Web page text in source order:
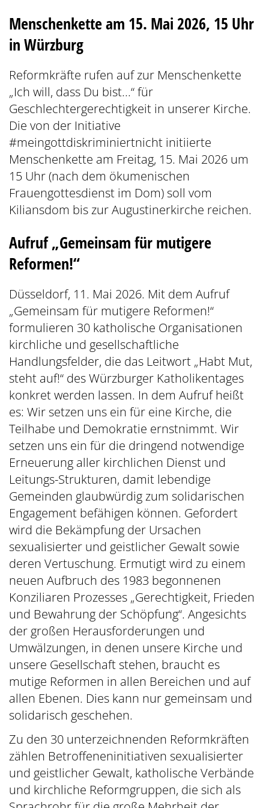
Menschenkette am 15. Mai 2026, 15 Uhr
in Würzburg
Reformkräfte rufen auf zur Menschenkette
„Ich will, dass Du bist...“ für
Geschlechtergerechtigkeit in unserer Kirche.
Die von der Initiative
#meingottdiskriminiertnicht initiierte
Menschenkette am Freitag, 15. Mai 2026 um
15 Uhr (nach dem ökumenischen
Frauengottesdienst im Dom) soll vom
Kiliansdom bis zur Augustinerkirche reichen.
Aufruf „Gemeinsam für mutigere
Reformen!“
Düsseldorf, 11. Mai 2026. Mit dem Aufruf
„Gemeinsam für mutigere Reformen!“
formulieren 30 katholische Organisationen
kirchliche und gesellschaftliche
Handlungsfelder, die das Leitwort „Habt Mut,
steht auf!“ des Würzburger Katholikentages
konkret werden lassen. In dem Aufruf heißt
es: Wir setzen uns ein für eine Kirche, die
Teilhabe und Demokratie ernstnimmt. Wir
setzen uns ein für die dringend notwendige
Erneuerung aller kirchlichen Dienst und
Leitungs-Strukturen, damit lebendige
Gemeinden glaubwürdig zum solidarischen
Engagement befähigen können. Gefordert
wird die Bekämpfung der Ursachen
sexualisierter und geistlicher Gewalt sowie
deren Vertuschung. Ermutigt wird zu einem
neuen Aufbruch des 1983 begonnenen
Konziliaren Prozesses „Gerechtigkeit, Frieden
und Bewahrung der Schöpfung“. Angesichts
der großen Herausforderungen und
Umwälzungen, in denen unsere Kirche und
unsere Gesellschaft stehen, braucht es
mutige Reformen in allen Bereichen und auf
allen Ebenen. Dies kann nur gemeinsam und
solidarisch geschehen.
Zu den 30 unterzeichnenden Reformkräften
zählen Betroffeneninitiativen sexualisierter
und geistlicher Gewalt, katholische Verbände
und kirchliche Reformgruppen, die sich als